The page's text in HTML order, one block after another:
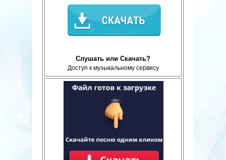
Слушать или Скачать?
Доступ к музыкальному сервису